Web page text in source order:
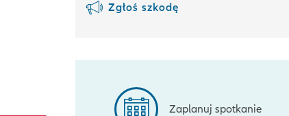
Zgłoś szkodę
Zaplanuj spotkanie